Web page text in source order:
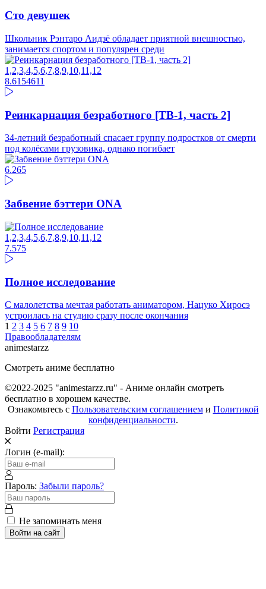
Сто девушек
Школьник Рэнтаро Аидзё обладает приятной внешностью,
занимается спортом и популярен среди
1,2,3,4,5,6,7,8,9,10,11,12
8.61 54611
Реинкарнация безработного [ТВ-1, часть 2]
34-летний безработный спасает группу подростков от смерти
под колёсами грузовика, однако погибает
6.265
Забвение бэттери ONA
1,2,3,4,5,6,7,8,9,10,11,12
7.575
Полное исследование
С малолетства мечтая работать аниматором, Нацуко Хиросэ
устроилась на студию сразу после окончания
1 2 3 4 5 6 7 8 9 10
Правообладателям
animestarzz
Смотреть аниме бесплатно
©2022-2025 "animestarzz.ru" - Аниме онлайн смотреть
бесплатно в хорошем качестве.
Ознакомьтесь с Пользовательским соглашениеми Политикой
конфиденциальности.
Войти Регистрация
Логин (e-mail):
Пароль: Забыли пароль?
Не запоминать меня
Войти на сайт